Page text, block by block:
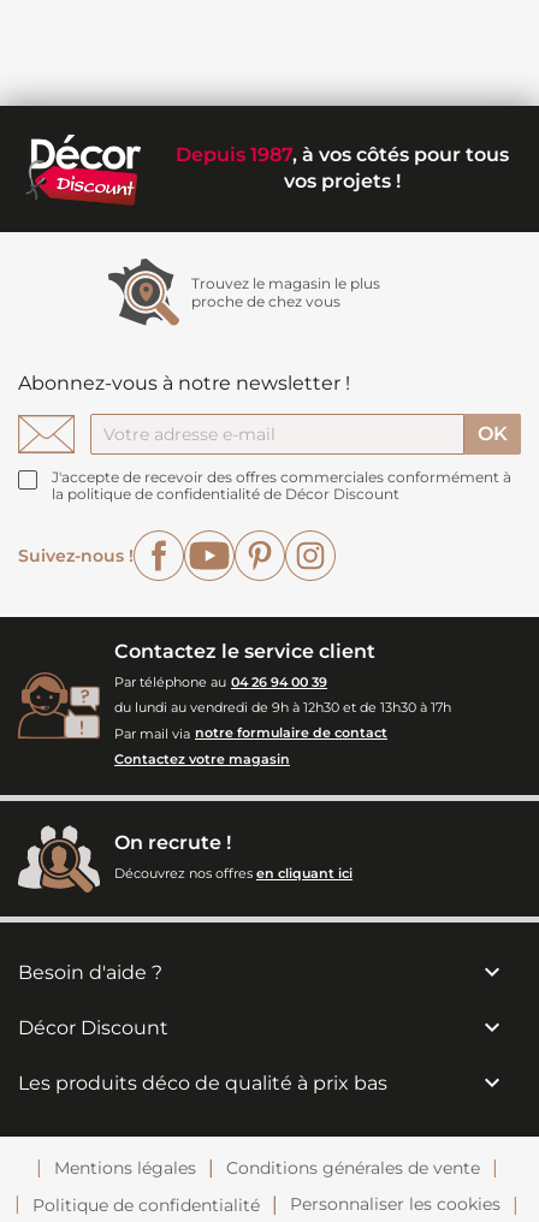
Depuis 1987, à vos côtés pour tous
vos projets !
Trouvez le magasin le plus
proche de chez vous
Abonnez-vous à notre newsletter !
J'accepte de recevoir des offres commerciales conformément à
la politique de confidentialité de Décor Discount
Suivez-nous !
FacebookYouTubePinterest
Contactez le service client
Par téléphone au 04 26 94 00 39
du lundi au vendredi de 9h à 12h30 et de 13h30 à 17h
Par mail via notre formulaire de contact
Contactez votre magasin
On recrute !
Découvrez nos offres en cliquant ici
Besoin d'aide ? 
Décor Discount 
Les produits déco de qualité à prix bas 
Mentions légales
Conditions générales de vente
Politique de confidentialité
Personnaliser les cookies